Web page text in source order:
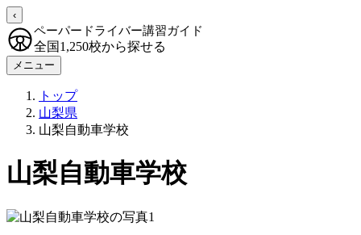
‹
ペーパードライバー講習ガイド
全国1,250校から探せる
メニュー
トップ
山梨県
山梨自動車学校
山梨自動車学校